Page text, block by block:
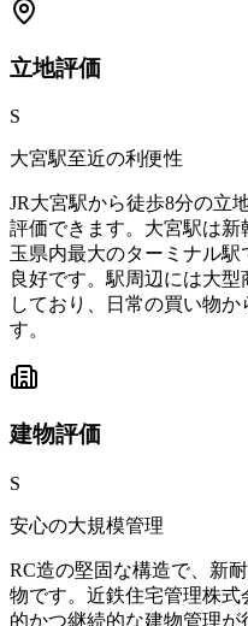
立地評価
S
大宮駅至近の利便性
JR大宮駅から徒歩8分の立
評価できます。大宮駅は
玉県内最大のターミナル
良好です。駅周辺には大
しており、日常の買い物
す。
建物評価
S
安心の大規模管理
RC造の堅固な構造で、新
物です。近鉄住宅管理株
的かつ継続的な建物管理